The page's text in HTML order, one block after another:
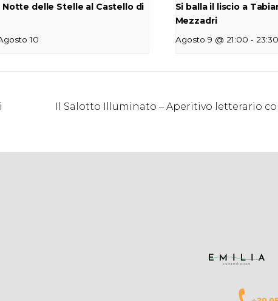
Notte delle Stelle al Castello di
10
Si balla il liscio a
Mezzadri
Agosto 9 @ 21:00 - 23:30
Il Salotto Illuminato – Aperitivo letterario